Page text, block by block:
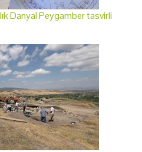
Danyal Peygamber tasvirli